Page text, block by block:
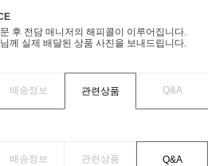
후 전담 매니저의 해피콜이 이루어집니다.
께 실제 배달된 상품 사진을 보내드립니다.
배송정보 관련상품 Q&A
배송정보 관련상품 Q&A